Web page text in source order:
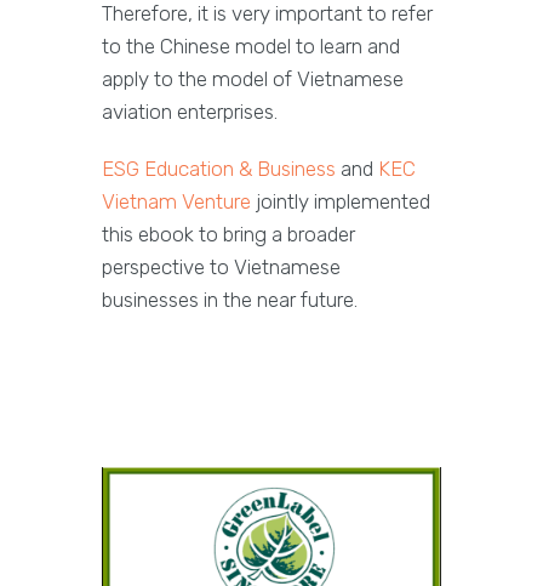
Therefore, it is very important to refer
to the Chinese model to learn and
apply to the model of Vietnamese
aviation enterprises.
ESG Education & Business and KEC
Vietnam Venture jointly implemented
this ebook to bring a broader
perspective to Vietnamese
businesses in the near future.